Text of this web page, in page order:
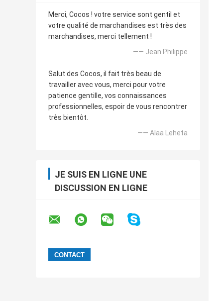
Merci, Cocos ! votre service sont gentil et
votre qualité de marchandises est très des
marchandises, merci tellement !
—— Jean Philippe
Salut des Cocos, il fait très beau de
travailler avec vous, merci pour votre
patience gentille, vos connaissances
professionnelles, espoir de vous rencontrer
très bientôt.
—— Alaa Leheta
JE SUIS EN LIGNE UNE
DISCUSSION EN LIGNE